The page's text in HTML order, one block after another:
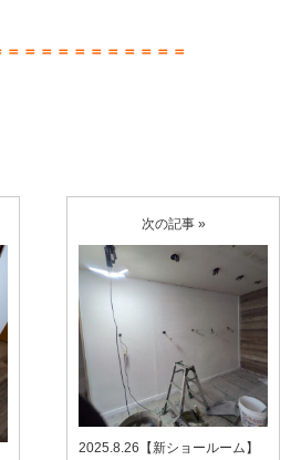
＝＝＝＝＝＝＝＝＝＝
次の記事 »
2025.8.26【新ショールーム】